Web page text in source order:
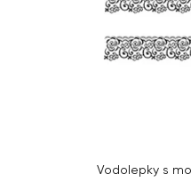
Vodolepky s